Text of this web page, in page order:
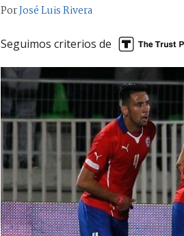
PorJosé Luis Rivera
Seguimos criterios de